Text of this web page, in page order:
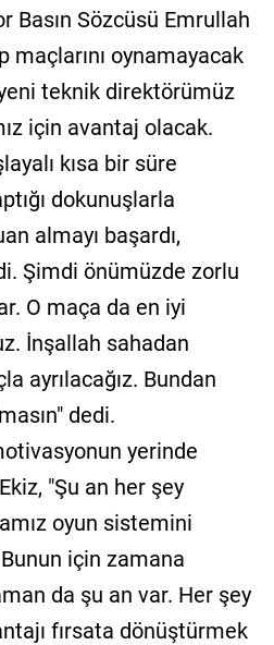
Basın Sözcüsü Emrullah
maçlarını oynamayacak
teknik direktörümüz
için avantaj olacak.
kısa bir süre
dokunuşlarla
almayı başardı,
Şimdi önümüzde zorlu
O maça da en iyi
İnşallah sahadan
ayrılacağız. Bundan
dedi.
yerinde
"Şu an her şey
oyun sistemini
için zamana
da şu an var. Her şey
fırsata dönüştürmek